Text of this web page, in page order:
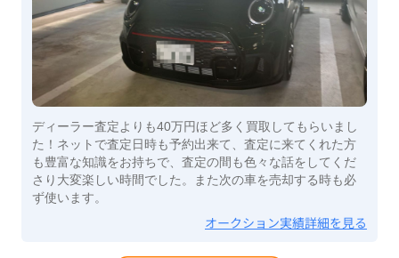
ディーラー査定よりも40万円ほど多く買取してもらいまし
た！ネットで査定日時も予約出来て、査定に来てくれた方
も豊富な知識をお持ちで、査定の間も色々な話をしてくだ
さり大変楽しい時間でした。また次の車を売却する時も必
ず使います。
オークション実績詳細を見る